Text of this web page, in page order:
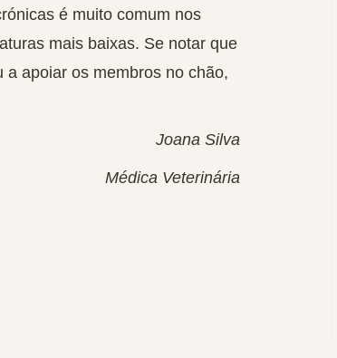
é muito comum nos
mais baixas. Se notar que
apoiar os membros no chão,
Joana Silva
Médica Veterinária